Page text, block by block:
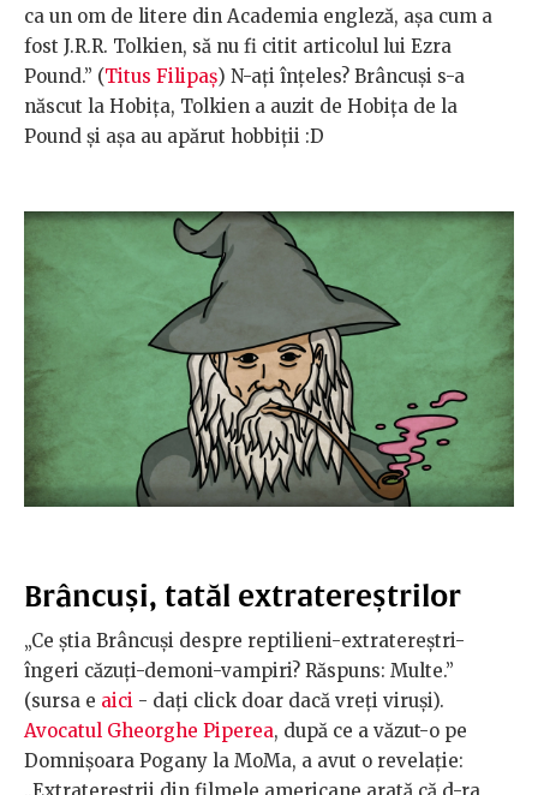
ca un om de litere din Academia engleză, aşa cum a
fost J.R.R. Tolkien, să nu fi citit articolul lui Ezra
Pound.” (Titus Filipaș) N-ați înțeles? Brâncuși s-a
născut la Hobița, Tolkien a auzit de Hobița de la
Pound și așa au apărut hobbiții :D
Brâncuși, tatăl extratereștrilor
„Ce știa Brâncuși despre reptilieni-extratereștri-
îngeri căzuți-demoni-vampiri? Răspuns: Multe.”
(sursa e aici - dați click doar dacă vreți viruși).
Avocatul Gheorghe Piperea, după ce a văzut-o pe
Domnișoara Pogany la MoMa, a avut o revelație: